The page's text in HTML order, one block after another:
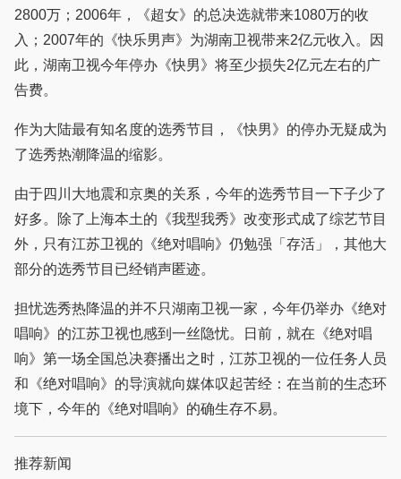
2800万；2006年，《超女》的总决选就带来1080万的收
入；2007年的《快乐男声》为湖南卫视带来2亿元收入。因
此，湖南卫视今年停办《快男》将至少损失2亿元左右的广
告费。
作为大陆最有知名度的选秀节目，《快男》的停办无疑成为
了选秀热潮降温的缩影。
由于四川大地震和京奥的关系，今年的选秀节目一下子少了
好多。除了上海本土的《我型我秀》改变形式成了综艺节目
外，只有江苏卫视的《绝对唱响》仍勉强「存活」，其他大
部分的选秀节目已经销声匿迹。
担忧选秀热降温的并不只湖南卫视一家，今年仍举办《绝对
唱响》的江苏卫视也感到一丝隐忧。日前，就在《绝对唱
响》第一场全国总决赛播出之时，江苏卫视的一位任务人员
和《绝对唱响》的导演就向媒体叹起苦经：在当前的生态环
境下，今年的《绝对唱响》的确生存不易。
推荐新闻